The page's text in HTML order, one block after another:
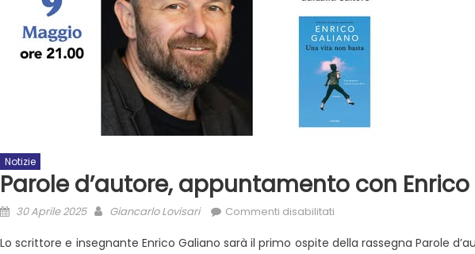
Notizie
Parole d’autore, appuntamento con
30 Aprile 2025 Giancarlo Lovisari Commenti disabilitati
Lo scrittore e insegnante Enrico Galiano sarà il primo ospite della rassegnaParole